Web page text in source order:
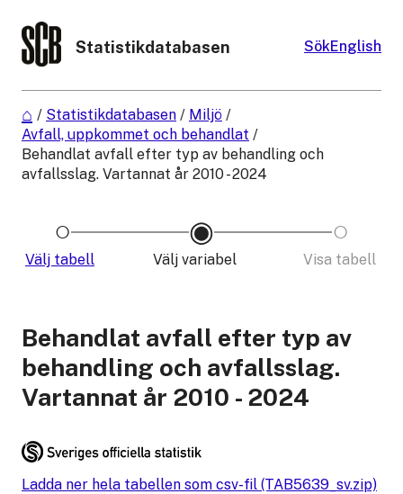
Statistikdatabasen SökEnglish
/ Statistikdatabasen / Miljö /
Avfall, uppkommet och behandlat /
Behandlat avfall efter typ av behandling och
avfallsslag. Vartannat år 2010 - 2024
Välj tabell Välj variabel Visa tabell
Behandlat avfall efter typ av
behandling och avfallsslag.
Vartannat år 2010 - 2024
Ladda ner hela tabellen som csv-fil (TAB5639_sv.zip)